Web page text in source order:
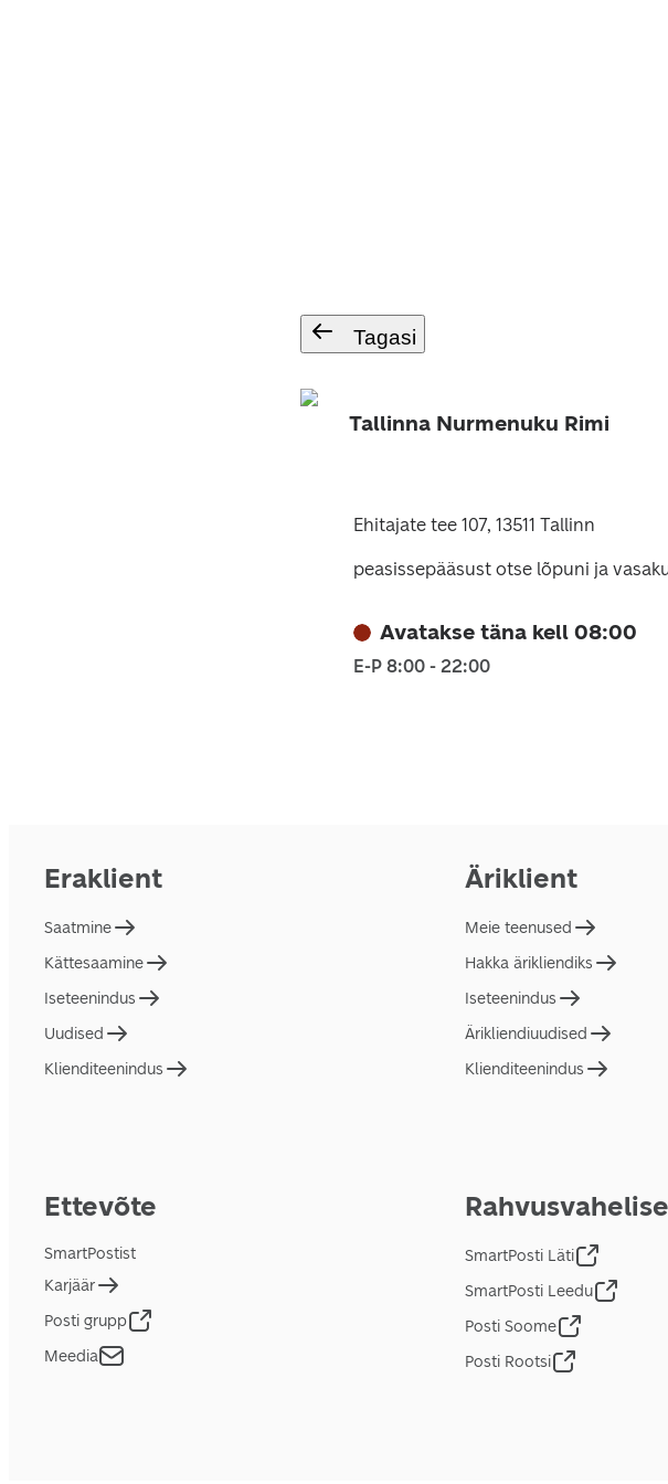
Tagasi
Tallinna Nurmenuku Rimi
Ehitajate tee 107, 13511 Tallinn
peasissepääsust otse lõpuni ja
Avatakse täna kell 08:00
E-P 8:00 - 22:00
Eraklient
Saatmine
Kättesaamine
Iseteenindus
Uudised
Klienditeenindus
Äriklient
Meie teenused
Hakka ärikliendiks
Iseteenindus
Ärikliendiuudised
Klienditeenindus
Ettevõte
SmartPostist
Karjäär
Posti grupp
Meedia
SmartPosti Läti
SmartPosti Leedu
Posti Soome
Posti Rootsi